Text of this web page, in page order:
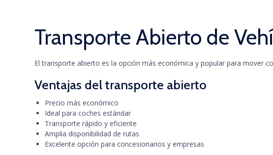
Transporte Abierto de
El transporte abierto es la opción más económica y popular para mover
Ventajas del transporte abierto
Precio más económico
Ideal para coches estándar
Transporte rápido y eficiente
Amplia disponibilidad de rutas
Excelente opción para concesionarios y empresas